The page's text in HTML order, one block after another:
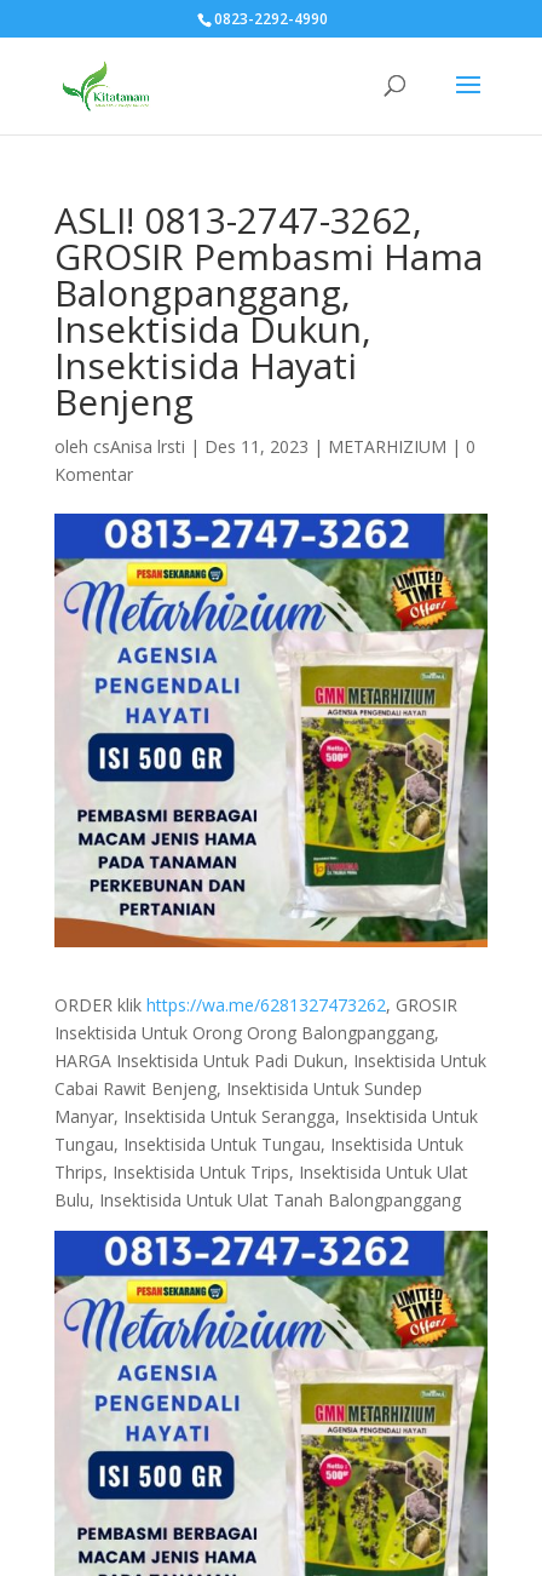
0823-2292-4990
ASLI! 0813-2747-3262,
GROSIR Pembasmi Hama
Balongpanggang,
Insektisida Dukun,
Insektisida Hayati
Benjeng
oleh csAnisa lrsti | Des 11, 2023 | METARHIZIUM | 0
Komentar
ORDER klik https://wa.me/6281327473262, GROSIR
Insektisida Untuk Orong Orong Balongpanggang,
HARGA Insektisida Untuk Padi Dukun, Insektisida Untuk
Cabai Rawit Benjeng, Insektisida Untuk Sundep
Manyar, Insektisida Untuk Serangga, Insektisida Untuk
Tungau, Insektisida Untuk Tungau, Insektisida Untuk
Thrips, Insektisida Untuk Trips, Insektisida Untuk Ulat
Bulu, Insektisida Untuk Ulat Tanah Balongpanggang